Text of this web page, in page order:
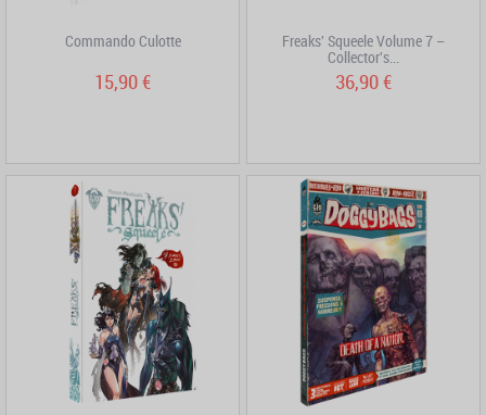
Commando Culotte
15,90 €
Freaks' Squeele Volume 7 –
Collector's...
36,90 €